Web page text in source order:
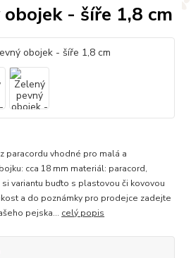
- šíře 1,8 cm
paracordu vhodné pro malá a
cca 18 mm materiál: paracord,
variantu buďto s plastovou či kovovou
a do poznámky pro prodejce zadejte
pejska... celý popis